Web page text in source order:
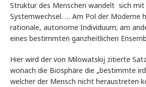
Struktur des Menschen wandelt sich
Systemwechsel. … Am Pol der Moderne
rationale, autonome Individuum; am
eines bestimmten ganzheitlichen
Hier wird der von Milowatskij zitierte
wonach die Biosphäre die „bestimmte
welcher der Mensch nicht heraustreten